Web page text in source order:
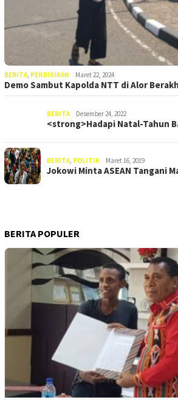
BERITA, PENDIDIKAN Maret 22, 2024
Demo Sambut Kapolda NTT di Alor
BERITA Desember 24, 2022
<strong>Hadapi Natal-Tahun
BERITA, POLITIK Maret 16, 2019
Jokowi Minta ASEAN Tangani
BERITA POPULER